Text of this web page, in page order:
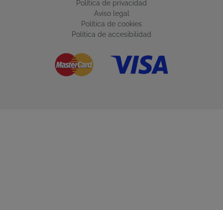
Política de privacidad
Aviso legal
Política de cookies
Política de accesibilidad